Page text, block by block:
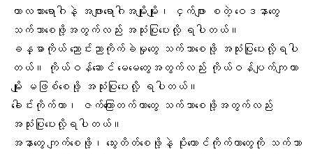
ကာလသားရောဂါနဲ့ အဖျားရောဂါအမျိုးမျိုး၊ ငှက်ဖျား စတဲ့ ဝေဒနာတွေ
သက်သာစေဖို့အတွက်လည်း အသုံးပြုပေးလို့ ရပါတယ်။
ခန္ဓာကိုယ် ညောင်းညာကိုက်ခဲမှုတွေ သက်သာစေဖို့ အသုံးပြုပေးလို့ရပါ
တယ်။
ကိုယ်ဝန်ဆောင် မေမေတွေအတွက်လည်း ကိုယ်ဝန်ပျက်ကျတာ
မျိုး မဖြစ်စေဖို့ အသုံးပြုပေးလို့ ရပါတယ်။
ခေါင်းကိုက်တာ၊
ဇက်ကြောတက် တာတွေ သက်သာစေဖို့အတွက်လည်း
အသုံးပြုပေးလို့ရပါတယ်။
အနာတွေ ကျက်စေဖို့၊ သွေးတိတ်စေဖို့နဲ့ ပိုးကောင်ကိုက်တာတွေကို သက်သာ